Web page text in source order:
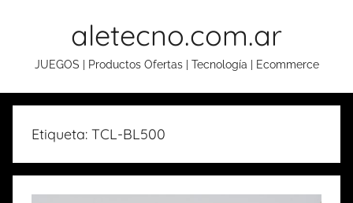
aletecno.com.ar
JUEGOS | Productos Ofertas | Tecnología | Ecommerce
Etiqueta: TCL-BL500